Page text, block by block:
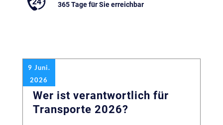
365 Tage für Sie erreichbar
Wer ist verantwortlich für
Transporte 2026?
9 Juni.
2026